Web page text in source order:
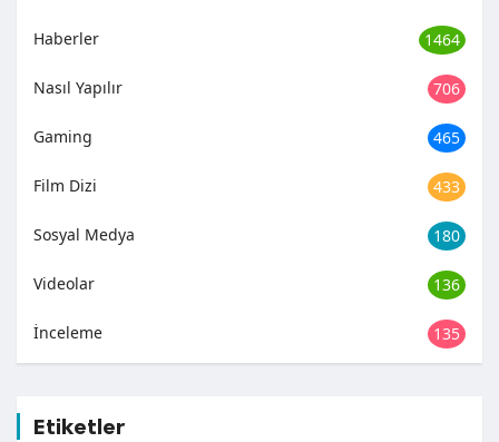
Haberler 1464
Nasıl Yapılır 706
Gaming 465
Film Dizi 433
Sosyal Medya 180
Videolar 136
İnceleme 135
Etiketler